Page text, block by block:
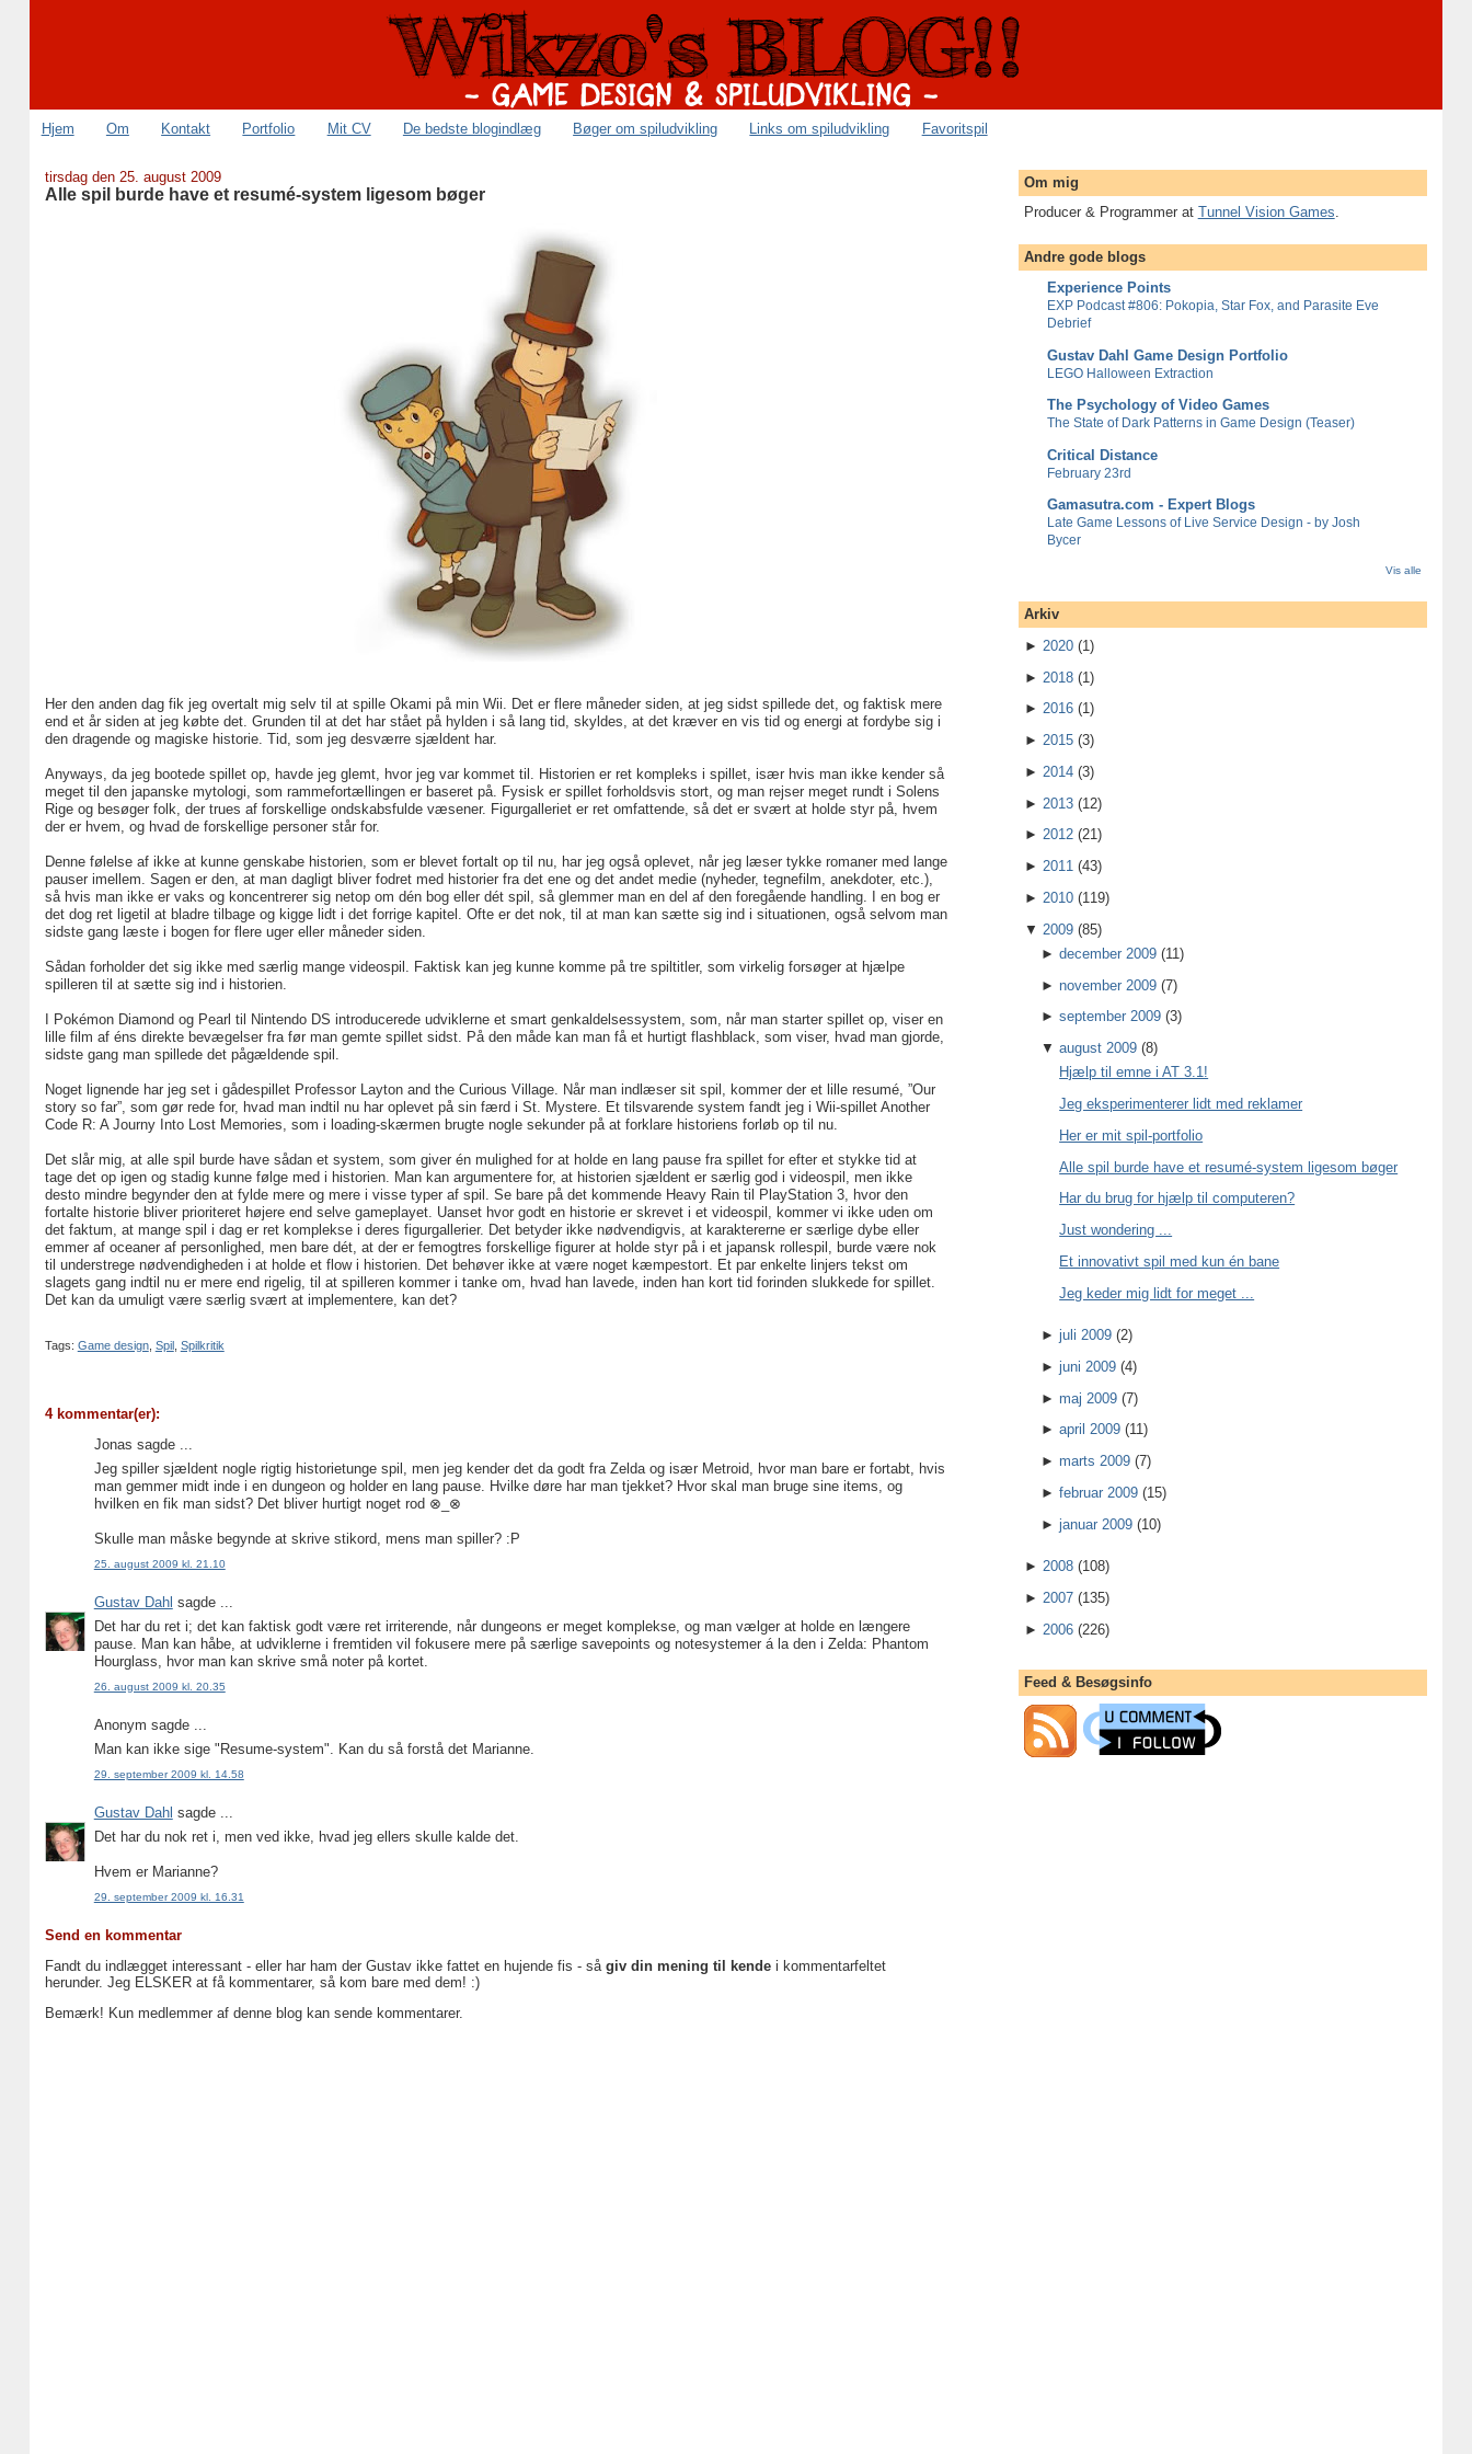
Hjem Om Kontakt Portfolio Mit CV De bedste blogindlæg Bøger om spiludvikling Links om spiludvikling Favoritspil
tirsdag den 25. august 2009
Alle spil burde have et resumé-system ligesom bøger
Her den anden dag fik jeg overtalt mig selv til at spille Okami på min Wii. Det er flere måneder siden, at jeg sidst spillede det, og faktisk mere
end et år siden at jeg købte det. Grunden til at det har stået på hylden i så lang tid, skyldes, at det kræver en vis tid og energi at fordybe sig i
den dragende og magiske historie. Tid, som jeg desværre sjældent har.
Anyways, da jeg bootede spillet op, havde jeg glemt, hvor jeg var kommet til. Historien er ret kompleks i spillet, især hvis man ikke kender så
meget til den japanske mytologi, som rammefortællingen er baseret på. Fysisk er spillet forholdsvis stort, og man rejser meget rundt i Solens
Rige og besøger folk, der trues af forskellige ondskabsfulde væsener. Figurgalleriet er ret omfattende, så det er svært at holde styr på, hvem
der er hvem, og hvad de forskellige personer står for.
Denne følelse af ikke at kunne genskabe historien, som er blevet fortalt op til nu, har jeg også oplevet, når jeg læser tykke romaner med lange
pauser imellem. Sagen er den, at man dagligt bliver fodret med historier fra det ene og det andet medie (nyheder, tegnefilm, anekdoter, etc.),
så hvis man ikke er vaks og koncentrerer sig netop om dén bog eller dét spil, så glemmer man en del af den foregående handling. I en bog er
det dog ret ligetil at bladre tilbage og kigge lidt i det forrige kapitel. Ofte er det nok, til at man kan sætte sig ind i situationen, også selvom man
sidste gang læste i bogen for flere uger eller måneder siden.
Sådan forholder det sig ikke med særlig mange videospil. Faktisk kan jeg kunne komme på tre spiltitler, som virkelig forsøger at hjælpe
spilleren til at sætte sig ind i historien.
I Pokémon Diamond og Pearl til Nintendo DS introducerede udviklerne et smart genkaldelsessystem, som, når man starter spillet op, viser en
lille film af éns direkte bevægelser fra før man gemte spillet sidst. På den måde kan man få et hurtigt flashblack, som viser, hvad man gjorde,
sidste gang man spillede det pågældende spil.
Noget lignende har jeg set i gådespillet Professor Layton and the Curious Village. Når man indlæser sit spil, kommer der et lille resumé, ”Our
story so far”, som gør rede for, hvad man indtil nu har oplevet på sin færd i St. Mystere. Et tilsvarende system fandt jeg i Wii-spillet Another
Code R: A Journy Into Lost Memories, som i loading-skærmen brugte nogle sekunder på at forklare historiens forløb op til nu.
Det slår mig, at alle spil burde have sådan et system, som giver én mulighed for at holde en lang pause fra spillet for efter et stykke tid at
tage det op igen og stadig kunne følge med i historien. Man kan argumentere for, at historien sjældent er særlig god i videospil, men ikke
desto mindre begynder den at fylde mere og mere i visse typer af spil. Se bare på det kommende Heavy Rain til PlayStation 3, hvor den
fortalte historie bliver prioriteret højere end selve gameplayet. Uanset hvor godt en historie er skrevet i et videospil, kommer vi ikke uden om
det faktum, at mange spil i dag er ret komplekse i deres figurgallerier. Det betyder ikke nødvendigvis, at karaktererne er særlige dybe eller
emmer af oceaner af personlighed, men bare dét, at der er femogtres forskellige figurer at holde styr på i et japansk rollespil, burde være nok
til understrege nødvendigheden i at holde et flow i historien. Det behøver ikke at være noget kæmpestort. Et par enkelte linjers tekst om
slagets gang indtil nu er mere end rigelig, til at spilleren kommer i tanke om, hvad han lavede, inden han kort tid forinden slukkede for spillet.
Det kan da umuligt være særlig svært at implementere, kan det?
Tags: Game design, Spil , Spilkritik
4 kommentar(er):
Jonas sagde ...
Jeg spiller sjældent nogle rigtig historietunge spil, men jeg kender det da godt fra Zelda og især Metroid, hvor man bare er fortabt, hvis
man gemmer midt inde i en dungeon og holder en lang pause. Hvilke døre har man tjekket? Hvor skal man bruge sine items, og
hvilken en fik man sidst? Det bliver hurtigt noget rod ⊗_⊗
Skulle man måske begynde at skrive stikord, mens man spiller? :P
25. august 2009 kl. 21.10
Gustav Dahl sagde ...
Det har du ret i; det kan faktisk godt være ret irriterende, når dungeons er meget komplekse, og man vælger at holde en længere
pause. Man kan håbe, at udviklerne i fremtiden vil fokusere mere på særlige savepoints og notesystemer á la den i Zelda: Phantom
Hourglass, hvor man kan skrive små noter på kortet.
26. august 2009 kl. 20.35
Anonym sagde ...
Man kan ikke sige "Resume-system". Kan du så forstå det Marianne.
29. september 2009 kl. 14.58
Gustav Dahl sagde ...
Det har du nok ret i, men ved ikke, hvad jeg ellers skulle kalde det.
Hvem er Marianne?
29. september 2009 kl. 16.31
Send en kommentar
Fandt du indlægget interessant - eller har ham der Gustav ikke fattet en hujende fis - så giv din mening til kendei kommentarfeltet
herunder. Jeg ELSKER at få kommentarer, så kom bare med dem! :)
Bemærk! Kun medlemmer af denne blog kan sende kommentarer.
Om mig
Producer & Programmer at Tunnel Vision Games
Andre gode blogs
Experience Points
EXP Podcast #806: Pokopia, Star Fox, and Parasite Eve
Debrief
Gustav Dahl Game Design Portfolio
LEGO Halloween Extraction
The Psychology of Video Games
The State of Dark Patterns in Game Design (Teaser)
Critical Distance
February 23rd
Gamasutra.com - Expert Blogs
Late Game Lessons of Live Service Design - by Josh
Bycer
Vis alle
Arkiv
► 2020 (1)
► 2018 (1)
► 2016 (1)
► 2015 (3)
► 2014 (3)
► 2013 (12)
► 2012 (21)
► 2011 (43)
► 2010 (119)
▼ 2009 (85)
►december 2009 (11)
►november 2009 (7)
►september 2009 (3)
▼august 2009 (8)
Hjælp til emne i AT 3.1!
Jeg eksperimenterer lidt med reklamer
Her er mit spil-portfolio
Alle spil burde have et resumé-system ligesom bøger
Har du brug for hjælp til computeren?
Just wondering ...
Et innovativt spil med kun én bane
Jeg keder mig lidt for meget ...
►juli 2009 (2)
►juni 2009 (4)
►maj 2009 (7)
►april 2009 (11)
►marts 2009 (7)
►februar 2009 (15)
►januar 2009 (10)
► 2008 (108)
► 2007 (135)
► 2006 (226)
Feed & Besøgsinfo